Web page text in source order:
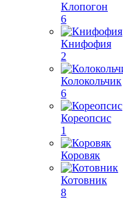
Клопогон
6
Книфофия
2
Колокольчик
6
Кореопсис
1
Коровяк
Котовник
8